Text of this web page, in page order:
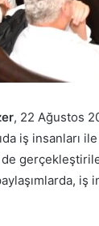
, 22 Ağustos
iş insanları
de